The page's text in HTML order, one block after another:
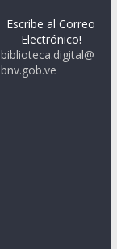
Escribe al Correo
Electrónico!
biblioteca.digital@
bnv.gob.ve